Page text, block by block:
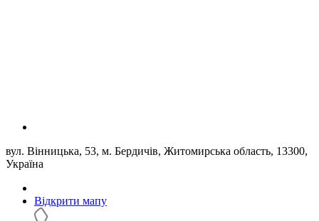
вул. Вінницька, 53, м. Бердичів, Житомирська область, 13300,
Україна
Відкрити мапу